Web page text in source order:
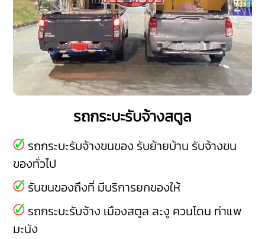
รถกระบะรับจ้างสตูล
รถกระบะรับจ้างขนของ รับย้ายบ้าน รับจ้างขน
ของทั่วไป
รับขนของถึงที่ มีบริการยกของให้
รถกระบะรับจ้าง เมืองสตูล ละงู ควนโดน ท่าแพ
มะนัง